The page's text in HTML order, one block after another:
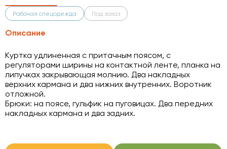
Рабочая спецодежда Под заказ
Описание
Куртка удлиненная с притачным поясом, с
регуляторами ширины на контактной ленте, планка на
липучках закрывающая молнию. Два накладных
верхних кармана и два нижних внутренних. Воротник
отложной.
Брюки: на поясе, гульфик на пуговицах. Два передних
накладных кармана и два задних.